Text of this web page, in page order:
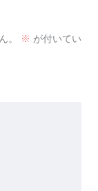
。 ※ が付いてい